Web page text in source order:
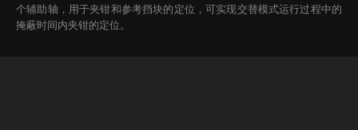
个辅助轴，用于夹钳和参考挡块的定位，可实现交替模式运行过程中的
掩蔽时间内夹钳的定位。